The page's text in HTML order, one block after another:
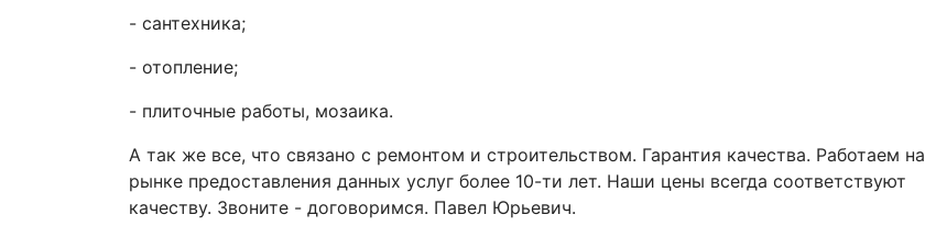
- сантехника;
- отопление;
- плиточные работы, мозаика.
А так же все, что связано с ремонтом и строительством. Гарантия качества. Работаем на
рынке предоставления данных услуг более 10-ти лет. Наши цены всегда соответствуют
качеству. Звоните - договоримся. Павел Юрьевич.